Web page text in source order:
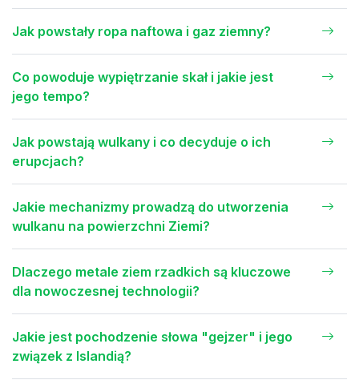
Jak powstały ropa naftowa i gaz ziemny?
Co powoduje wypiętrzanie skał i jakie jest
jego tempo?
Jak powstają wulkany i co decyduje o ich
erupcjach?
Jakie mechanizmy prowadzą do utworzenia
wulkanu na powierzchni Ziemi?
Dlaczego metale ziem rzadkich są kluczowe
dla nowoczesnej technologii?
Jakie jest pochodzenie słowa "gejzer" i jego
związek z Islandią?